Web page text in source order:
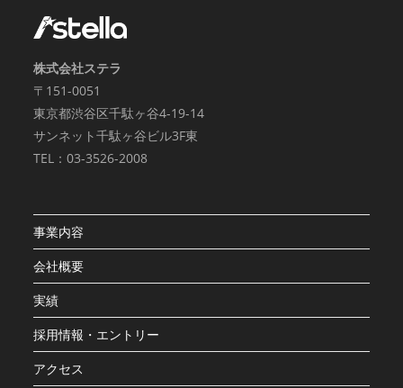
株式会社ステラ
〒151-0051
東京都渋谷区千駄ヶ谷4-19-14
サンネット千駄ヶ谷ビル3F東
TEL：03-3526-2008
事業内容
会社概要
実績
採用情報・エントリー
アクセス